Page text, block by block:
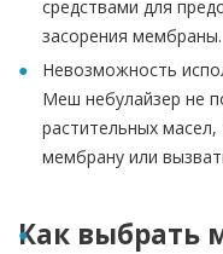
средствами для
засорения мембраны.
Невозможность
Меш небулайзер не
растительных масел,
мембрану или
Как выбрать